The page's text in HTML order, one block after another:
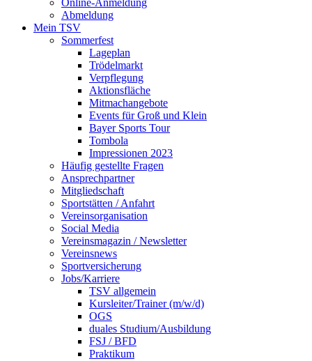
Abmeldung
Mein TSV
Sommerfest
Lageplan
Trödelmarkt
Verpflegung
Aktionsfläche
Mitmachangebote
Events für Groß und Klein
Bayer Sports Tour
Tombola
Impressionen 2023
Häufig gestellte Fragen
Ansprechpartner
Mitgliedschaft
Sportstätten / Anfahrt
Vereinsorganisation
Social Media
Vereinsmagazin / Newsletter
Vereinsnews
Sportversicherung
Jobs/Karriere
TSV allgemein
Kursleiter/Trainer (m/w/d)
OGS
duales Studium/Ausbildung
FSJ / BFD
Praktikum